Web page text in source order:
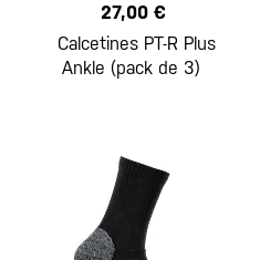
27,00 €
Calcetines PT-R Plus
Ankle (pack de 3)